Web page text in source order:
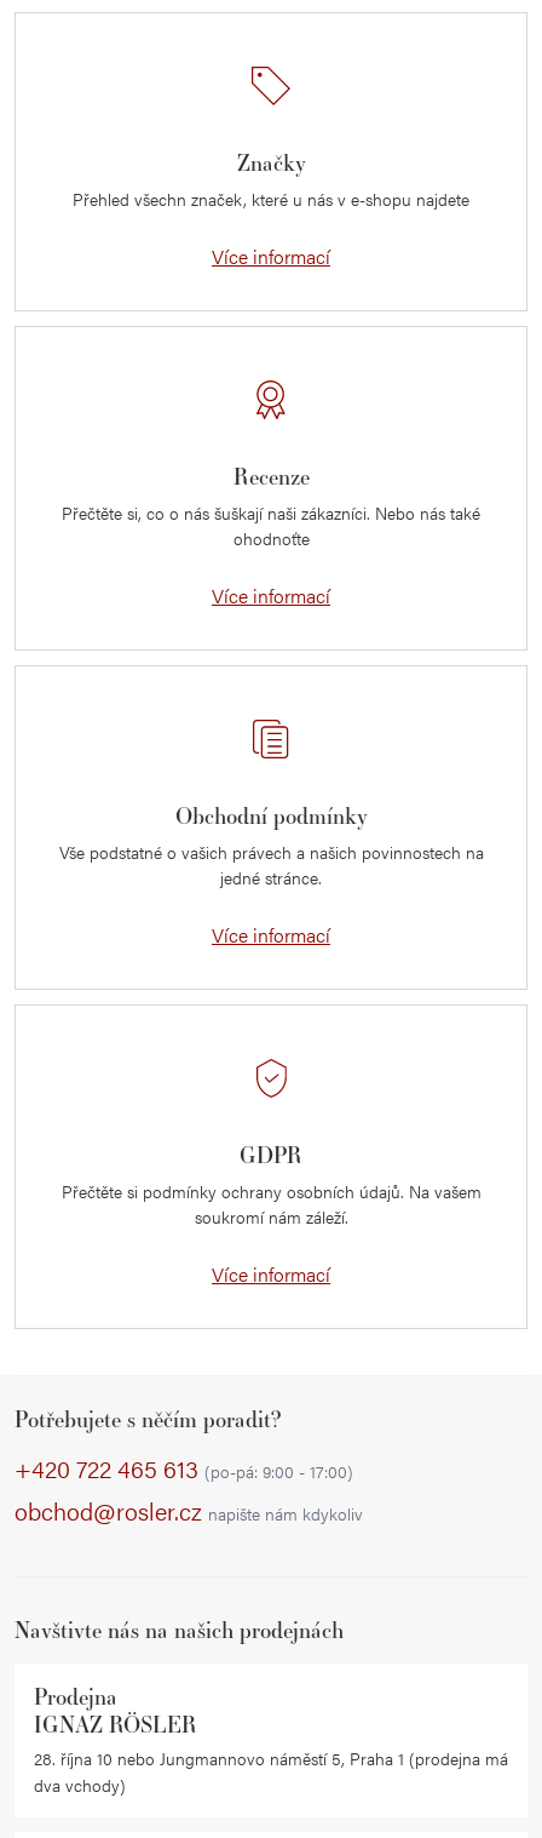
Značky
Přehled všechn značek, které u nás v e-shopu najdete
Více informací
Recenze
Přečtěte si, co o nás šuškají naši zákazníci. Nebo nás také
ohodnoťte
Více informací
Obchodní podmínky
Vše podstatné o vašich právech a našich povinnostech na
jedné stránce.
Více informací
GDPR
Přečtěte si podmínky ochrany osobních údajů. Na vašem
soukromí nám záleží.
Více informací
Potřebujete s něčím poradit?
+420 722 465 613 (po-pá: 9:00 - 17:00)
obchod@rosler.cz napište nám kdykoliv
Navštivte nás na našich prodejnách
Prodejna
IGNAZ RÖSLER
28. října 10 nebo Jungmannovo náměstí 5, Praha 1 (prodejna má
dva vchody)